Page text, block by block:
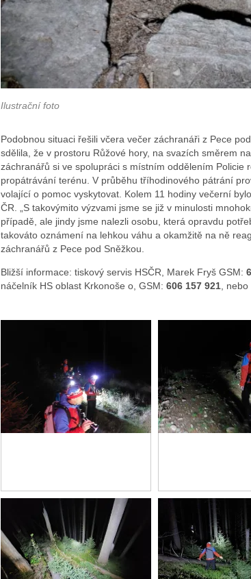
Ilustrační foto
Podobnou situaci řešili včera večer záchranáři z Pece
sdělila, že v prostoru Růžové hory, na svazích směrem
záchranářů si ve spolupráci s místním oddělením Policie
propátrávání terénu. V průběhu tříhodinového pátrání
volající o pomoc vyskytovat. Kolem 11 hodiny večerní
ČR. „S takovýmito výzvami jsme se již v minulosti
případě, ale jindy jsme nalezli osobu, která opravdu
takováto oznámení na lehkou váhu a okamžitě na ně
záchranářů z Pece pod Sněžkou.
Bližší informace: tiskový servis HSČR, Marek Fryš GSM:
náčelník HS oblast Krkonoše o, GSM: 606 157 921 , nebo